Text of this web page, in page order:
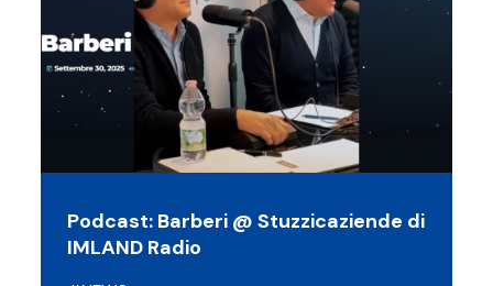
Podcast: Barberi @ Stuzzicaziende di
IMLAND Radio